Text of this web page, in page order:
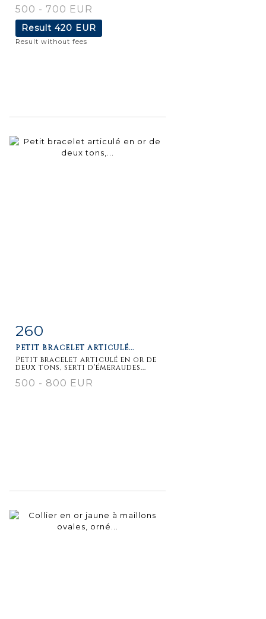
500 - 700 EUR
Result 420 EUR
Result without fees
Item detail
260
PETIT BRACELET ARTICULÉ...
Petit bracelet articulé en or de
deux tons, serti d'émeraudes...
500 - 800 EUR